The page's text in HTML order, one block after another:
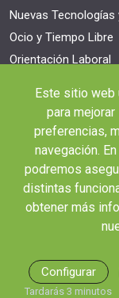
Nuevas Tecnologías
Ocio y Tiempo Libre
Orientación Laboral
Salud y Actividad
OTROS ENLACES
Webinars y podcast
Revista Innovación
Contexto Educativo
Desistir contrato aquí
Tienes 14 días desde
reembolso completo.
Este sitio web
para
preferencias,
navegación.
podremos
distintas
obtener más
Configurar
Tardarás 3 minutos